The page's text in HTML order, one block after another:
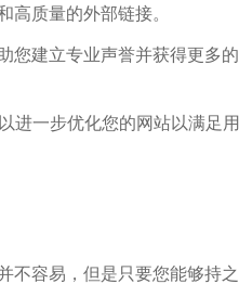
质量的外部链接。
建立专业声誉并获得更多的
一步优化您的网站以满足用
容易，但是只要您能够持